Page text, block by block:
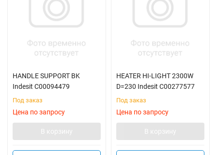
HANDLE SUPPORT BK
Indesit C00094479
Под заказ
Цена по запросу
В корзину
HEATER HI-LIGHT 2300W
D=230 Indesit C00277577
Под заказ
Цена по запросу
В корзину